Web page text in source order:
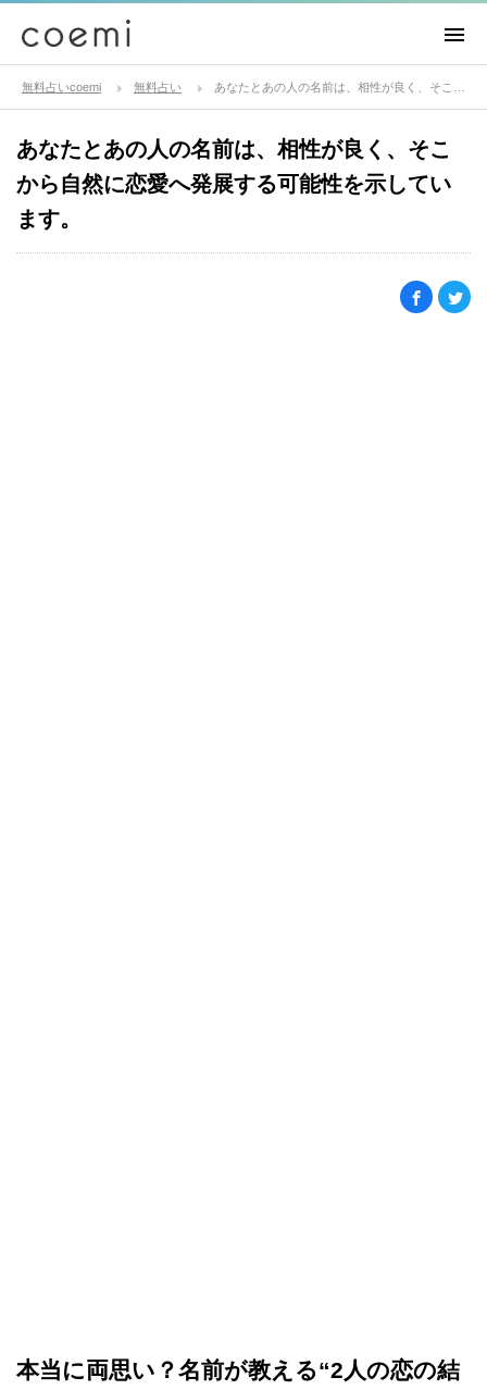
無料占いcoemi 無料占い
あなたとあの人の名前は、相性が良く、そこ
から自然に恋愛へ発展する可能性を示してい
ます。
本当に両思い？名前が教える“2人の恋の結